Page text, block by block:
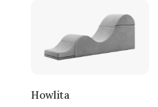
Howlita